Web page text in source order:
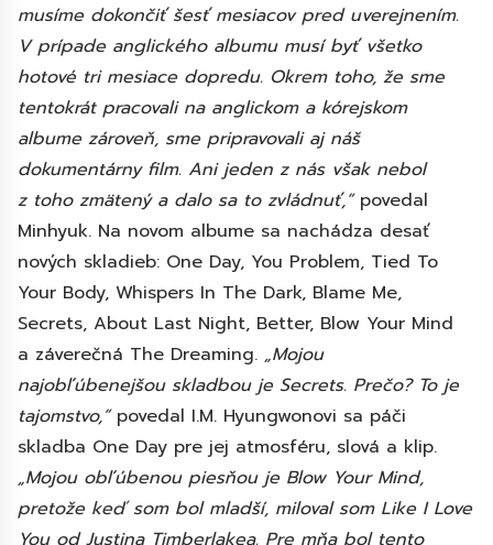
musíme dokončiť šesť mesiacov pred uverejnením.
V prípade anglického albumu musí byť všetko
hotové tri mesiace dopredu. Okrem toho, že sme
tentokrát pracovali na anglickom a kórejskom
albume zároveň, sme pripravovali aj náš
dokumentárny film. Ani jeden z nás však nebol
z toho zmätený a dalo sa to zvládnuť,“povedal
Minhyuk. Na novom albume sa nachádza desať
nových skladieb: One Day, You Problem, Tied To
Your Body, Whispers In The Dark, Blame Me,
Secrets, About Last Night, Better, Blow Your Mind
a záverečná The Dreaming. „Mojou
najobľúbenejšou skladbou je Secrets. Prečo? To je
tajomstvo,“povedal I.M. Hyungwonovi sa páči
skladba One Day pre jej atmosféru, slová a klip.
„Mojou obľúbenou piesňou je Blow Your Mind,
pretože keď som bol mladší, miloval som Like I Love
You od Justina Timberlakea. Pre mňa bol tento